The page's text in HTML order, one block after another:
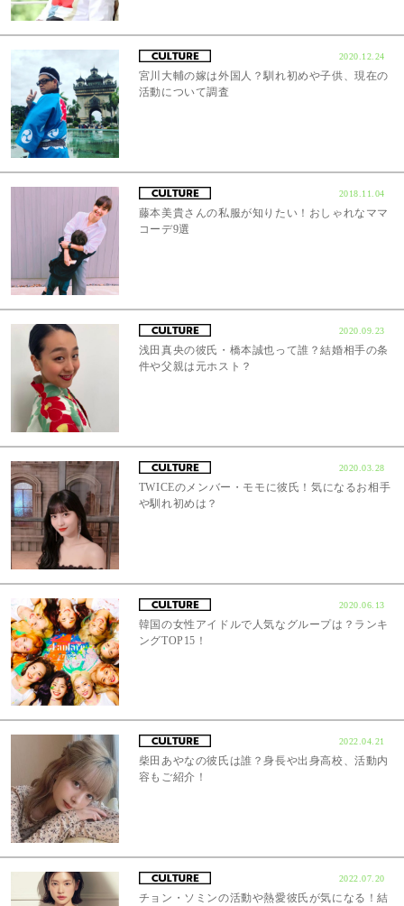
2020.12.24
宮川大輔の嫁は外国人？馴れ初めや子供、現在の
活動について調査
2018.11.04
藤本美貴さんの私服が知りたい！おしゃれなママ
コーデ9選
2020.09.23
浅田真央の彼氏・橋本誠也って誰？結婚相手の条
件や父親は元ホスト？
2020.03.28
TWICEのメンバー・モモに彼氏！気になるお相手
や馴れ初めは？
2020.06.13
韓国の女性アイドルで人気なグループは？ランキ
ングTOP15！
2022.04.21
柴田あやなの彼氏は誰？身長や出身高校、活動内
容もご紹介！
2022.07.20
チョン・ソミンの活動や熱愛彼氏が気になる！結